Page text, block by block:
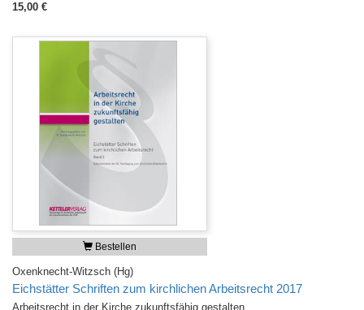
15,00 €
Bestellen
Oxenknecht-Witzsch (Hg)
Eichstätter Schriften zum kirchlichen Arbeitsrecht 2017
Arbeitsrecht in der Kirche zukunftsfähig gestalten